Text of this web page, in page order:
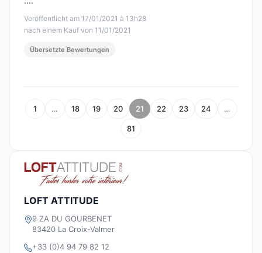
Veröffentlicht am 17/01/2021 à 13h28
nach einem Kauf von 11/01/2021
Übersetzte Bewertungen
1 … 18 19 20 21 22 23 24 …
81
LOFT ATTITUDE
9 ZA DU GOURBENET
83420 La Croix-Valmer
+33 (0)4 94 79 82 12